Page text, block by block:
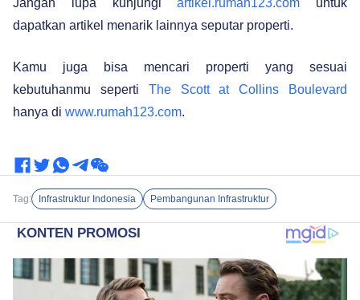
Jangan lupa kunjungiartikel.rumah123.com untuk
dapatkan artikel menarik lainnya seputar properti.
Kamu juga bisa mencari properti yang sesuai
kebutuhanmu seperti The Scott at Collins Boulevard
hanya di www.rumah123.com.
Tag: Infrastruktur Indonesia Pembangunan Infrastruktur